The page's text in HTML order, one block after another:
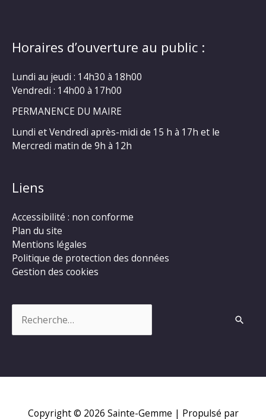
Horaires d’ouverture au public :
Lundi au jeudi : 14h30 à 18h00
Vendredi : 14h00 à 17h00
PERMANENCE DU MAIRE
Lundi et Vendredi après-midi de 15 h à 17h et le
Mercredi matin de 9h à 12h
Liens
Accessibilité : non conforme
Plan du site
Mentions légales
Politique de protection des données
Gestion des cookies
Copyright © 2026 Sainte-Gemme | Propulsé par